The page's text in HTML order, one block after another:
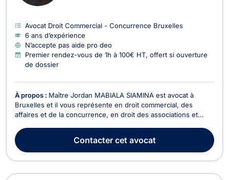
Avocat Droit Commercial - Concurrence Bruxelles
6 ans d’expérience
N’accepte pas aide pro deo
Premier rendez-vous de 1h à 100€ HT, offert si ouverture
de dossier
À propos : Maître Jordan MABIALA SIAMINA est avocat à
Bruxelles et il vous représente en droit commercial, des
affaires et de la concurrence, en droit des associations et
Jordan MABIALA SIAMINA intervient en droit commercial, des
affaires et de la concurrence pour les dos...
Contactercet avocat